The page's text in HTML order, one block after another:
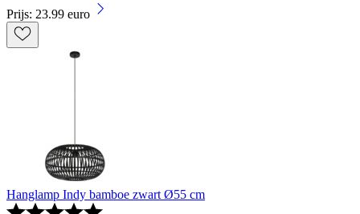
Prijs: 23.99 euro
Hanglamp Indy bamboe zwart Ø55 cm